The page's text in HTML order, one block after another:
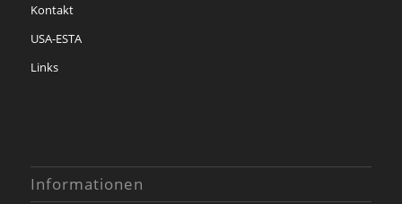
Kontakt
USA-ESTA
Links
Informationen